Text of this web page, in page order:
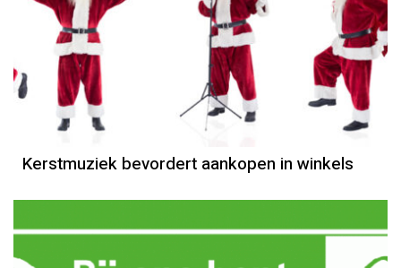
Kerstmuziek bevordert aankopen in winkels